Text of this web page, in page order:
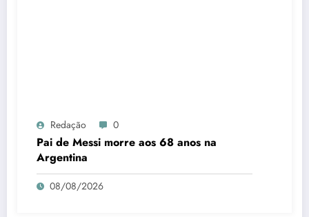
Redação 0
Pai de Messi morre aos 68 anos na
Argentina
08/08/2026